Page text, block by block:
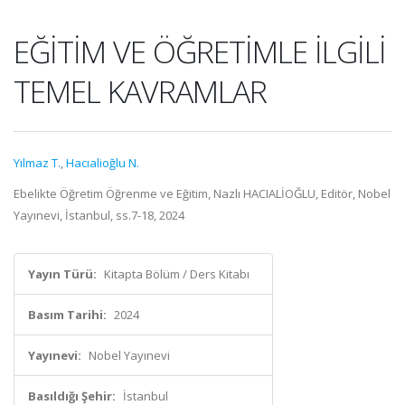
EĞİTİM VE ÖĞRETİMLE İLGİLİ
TEMEL KAVRAMLAR
Yılmaz T.,Hacıalioğlu N.
Ebelikte Öğretim Öğrenme ve Eğitim, Nazlı HACIALİOĞLU, Editör, Nobel
Yayınevi, İstanbul, ss.7-18, 2024
Yayın Türü: Kitapta Bölüm / Ders Kitabı
Basım Tarihi: 2024
Yayınevi: Nobel Yayınevi
Basıldığı Şehir: İstanbul